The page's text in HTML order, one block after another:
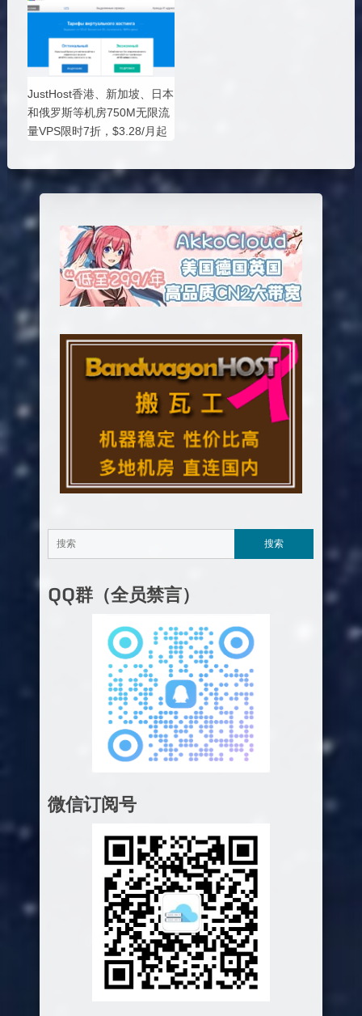
JustHost香港、新加坡、日本
和俄罗斯等机房750M无限流
量VPS限时7折，$3.28/月起
QQ群（全员禁言）
微信订阅号